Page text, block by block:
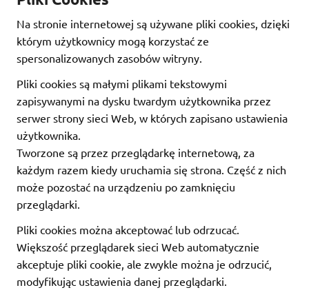
Na stronie internetowej są używane pliki cookies, dzięki
którym użytkownicy mogą korzystać ze
spersonalizowanych zasobów witryny.
Pliki cookies są małymi plikami tekstowymi
zapisywanymi na dysku twardym użytkownika przez
serwer strony sieci Web, w których zapisano ustawienia
użytkownika.
Tworzone są przez przeglądarkę internetową, za
każdym razem kiedy uruchamia się strona. Część z nich
może pozostać na urządzeniu po zamknięciu
przeglądarki.
Pliki cookies można akceptować lub odrzucać.
Większość przeglądarek sieci Web automatycznie
akceptuje pliki cookie, ale zwykle można je odrzucić,
modyfikując ustawienia danej przeglądarki.